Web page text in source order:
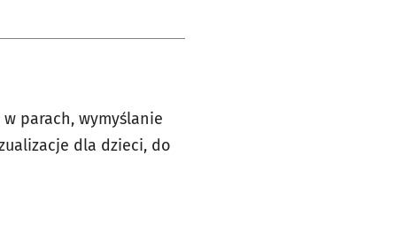
parach, wymyślanie
dla dzieci, do